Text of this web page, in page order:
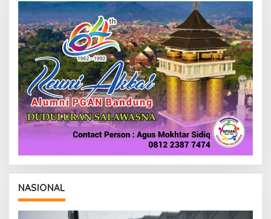
K
S
I
NASIONAL